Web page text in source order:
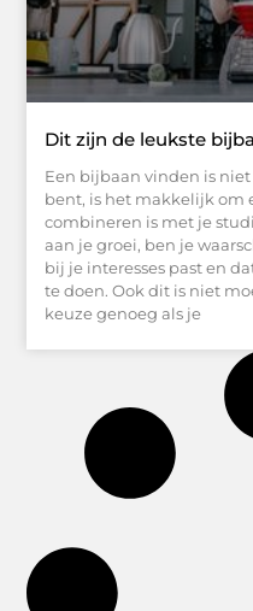
Dit zijn de leukste
Een bijbaan vinden is
bent, is het makkelijk om
combineren is met je
aan je groei, ben je
bij je interesses past en
te doen. Ook dit is niet
keuze genoeg als je